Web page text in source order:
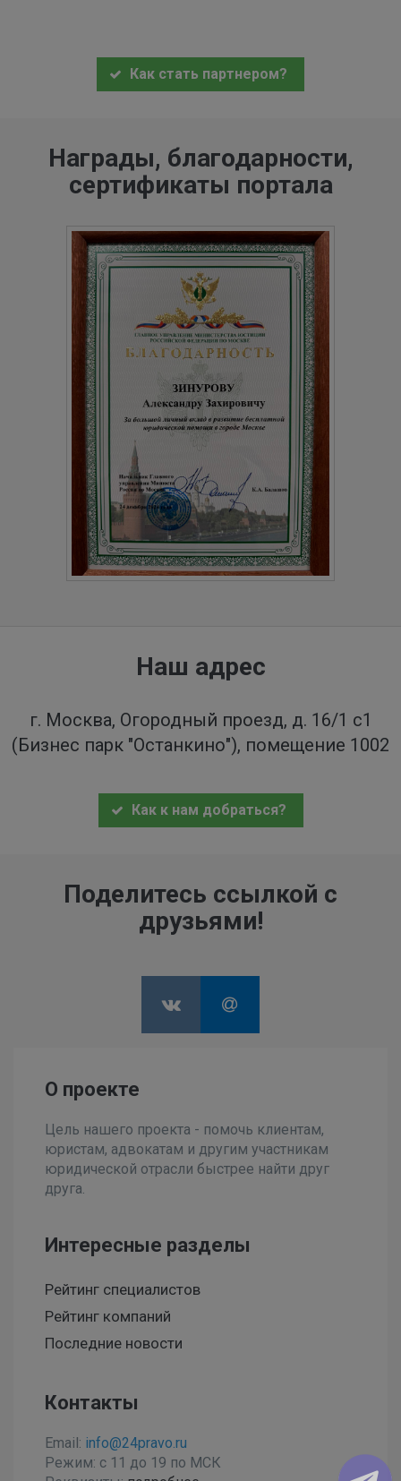
Как стать партнером?
Награды, благодарности,
сертификаты портала
Наш адрес
г. Москва, Огородный проезд, д. 16/1 с1
(Бизнес парк "Останкино"), помещение 1002
Как к нам добраться?
Поделитесь ссылкой с
друзьями!
О проекте
Цель нашего проекта - помочь клиентам,
юристам, адвокатам и другим участникам
юридической отрасли быстрее найти друг
друга.
Интересные разделы
Рейтинг специалистов
Рейтинг компаний
Последние новости
Контакты
Email: info@24pravo.ru
Режим: с 11 до 19 по МСК